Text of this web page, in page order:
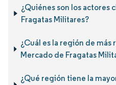
¿Quiénes son los actores
Fragatas Militares?
¿Cuál es la región de
Mercado de Fragatas
¿Qué región tiene la